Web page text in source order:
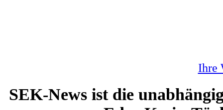
Ihre
SEK-News ist die